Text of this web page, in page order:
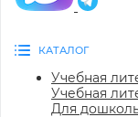
КАТАЛОГ
Учебная
Учебная
Для